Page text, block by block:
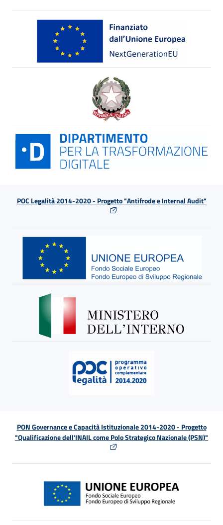
POC Legalità 2014-2020 - Progetto "Antifrode e Internal Audit"
PON Governance e Capacità Istituzionale 2014-2020 - Progetto
"Qualificazione dell'INAIL come Polo Strategico Nazionale (PSN)"